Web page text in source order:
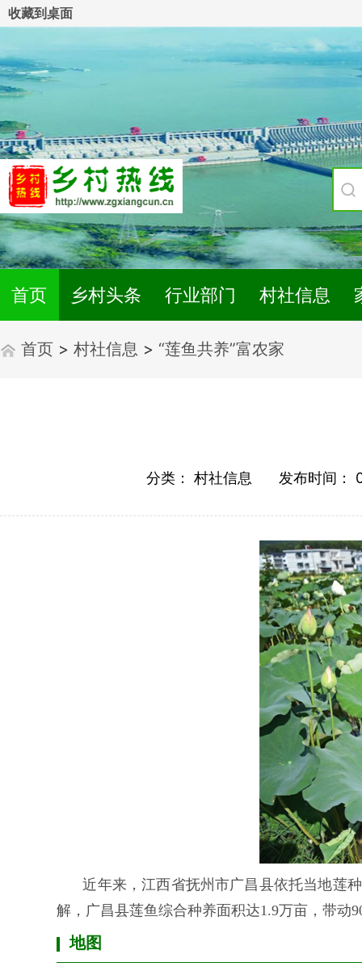
收藏到桌面
首页 乡村头条 行业部门 村社信息
首页 > 村社信息 > “莲鱼共养”富农家
分类： 村社信息 发布时间：
近年来，江西省抚州市广昌县依托当地莲
解，广昌县莲鱼综合种养面积达1.9万亩，带动
地图